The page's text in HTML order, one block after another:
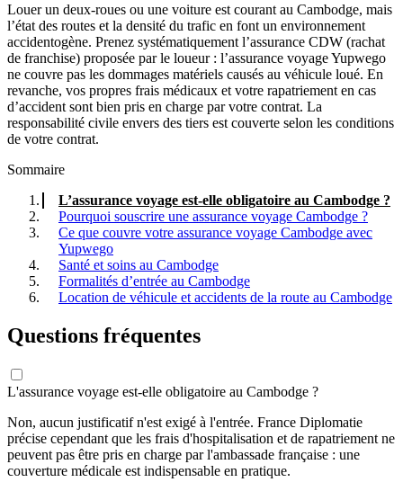
Louer un deux-roues ou une voiture est courant au Cambodge, mais
l’état des routes et la densité du trafic en font un environnement
accidentogène. Prenez systématiquement l’assurance CDW (rachat
de franchise) proposée par le loueur : l’assurance voyage Yupwego
ne couvre pas les dommages matériels causés au véhicule loué. En
revanche, vos propres frais médicaux et votre rapatriement en cas
d’accident sont bien pris en charge par votre contrat. La
responsabilité civile envers des tiers est couverte selon les conditions
de votre contrat.
Sommaire
L’assurance voyage est-elle obligatoire au Cambodge ?
Pourquoi souscrire une assurance voyage Cambodge ?
Ce que couvre votre assurance voyage Cambodge avec
Yupwego
Santé et soins au Cambodge
Formalités d’entrée au Cambodge
Location de véhicule et accidents de la route au Cambodge
Questions fréquentes
L'assurance voyage est-elle obligatoire au Cambodge ?
Non, aucun justificatif n'est exigé à l'entrée. France Diplomatie
précise cependant que les frais d'hospitalisation et de rapatriement ne
peuvent pas être pris en charge par l'ambassade française : une
couverture médicale est indispensable en pratique.